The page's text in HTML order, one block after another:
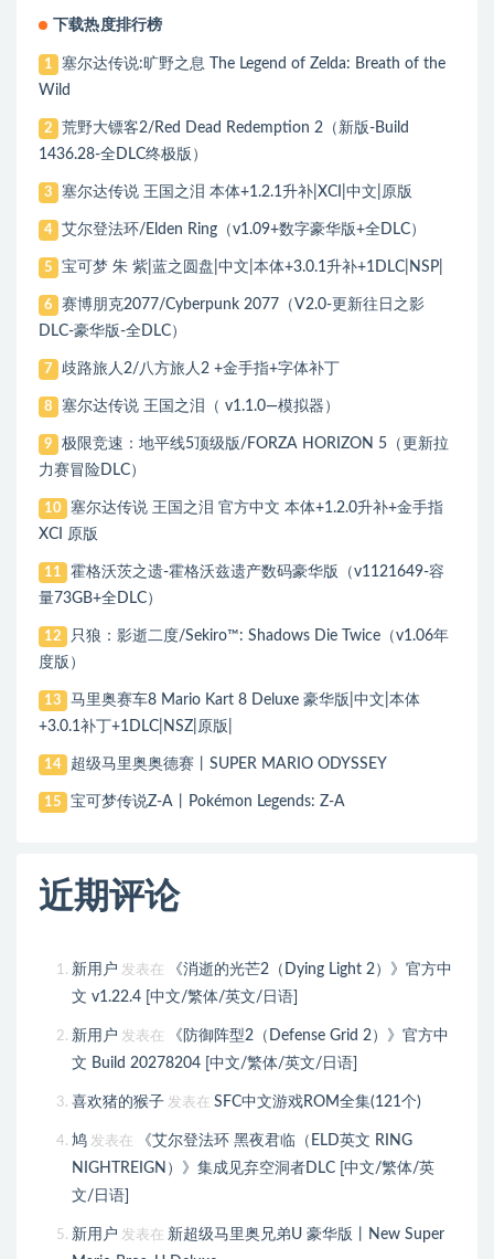
下载热度排行榜
1
塞尔达传说:旷野之息 The Legend of Zelda: Breath of the
Wild
2
荒野大镖客2/Red Dead Redemption 2（新版-Build
1436.28-全DLC终极版）
3 塞尔达传说 王国之泪 本体+1.2.1升补|XCI|中文|原版
4 艾尔登法环/Elden Ring（v1.09+数字豪华版+全DLC）
5 宝可梦 朱 紫|蓝之圆盘|中文|本体+3.0.1升补+1DLC|NSP|
6
赛博朋克2077/Cyberpunk 2077（V2.0-更新往日之影
DLC-豪华版-全DLC）
7 歧路旅人2/八方旅人2 +金手指+字体补丁
8 塞尔达传说 王国之泪（ v1.1.0—模拟器）
9
极限竞速：地平线5顶级版/FORZA HORIZON 5（更新拉
力赛冒险DLC）
10
塞尔达传说 王国之泪 官方中文 本体+1.2.0升补+金手指
XCI 原版
11
霍格沃茨之遗-霍格沃兹遗产数码豪华版（v1121649-容
量73GB+全DLC）
12
只狼：影逝二度/Sekiro™: Shadows Die Twice（v1.06年
度版）
13
马里奥赛车8 Mario Kart 8 Deluxe 豪华版|中文|本体
+3.0.1补丁+1DLC|NSZ|原版|
14 超级马里奥奥德赛丨SUPER MARIO ODYSSEY
15 宝可梦传说Z-A丨Pokémon Legends: Z-A
近期评论
新用户 发表在
《消逝的光芒2（Dying Light 2）》官方中
文 v1.22.4 [中文/繁体/英文/日语]
新用户 发表在
《防御阵型2（Defense Grid 2）》官方中
文 Build 20278204 [中文/繁体/英文/日语]
喜欢猪的猴子 发表在 SFC中文游戏ROM全集(121个)
鸠 发表在
《艾尔登法环 黑夜君临（ELD英文 RING
NIGHTREIGN）》集成见弃空洞者DLC [中文/繁体/英
文/日语]
新用户 发表在 新超级马里奥兄弟U 豪华版丨New Super